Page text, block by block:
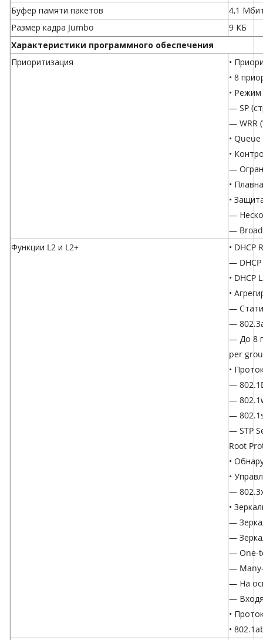
Буфер памяти пакетов
4,1
Размер кадра Jumbo
9 КБ
Характеристики программного обеспечения
Приоритизация
•
• 8
•
— SP
— WRR
•
•
—
•
•
—
—
Функции L2 и L2+
• DHCP
— DHCP
• DHCP
•
—
—
— До 8
per
•
—
—
—
— STP
Root
•
•
—
•
—
—
— One-
—
— На
—
•
•